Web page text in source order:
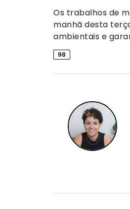
Os trabalhos de
manhã desta
ambientais e
98